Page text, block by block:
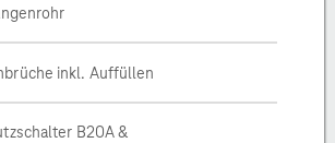
inkl. Auffüllen
B20A &